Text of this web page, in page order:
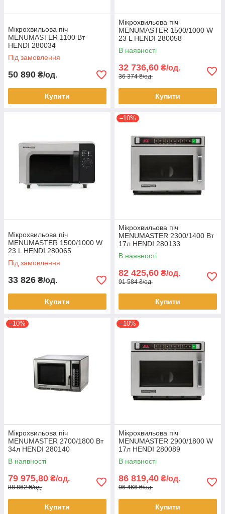
Мікрохвильова піч
MENUMASTER 1100 Вт
HENDI 280034
Під замовлення
50 890 ₴/од.
Купити
Мікрохвильова піч
MENUMASTER 1500/1000 W
23 L HENDI 280058
В наявності
32 736,60 ₴/од.
36 374 ₴/од.
Купити
Мікрохвильова піч
MENUMASTER 1500/1000 W
23 L HENDI 280065
Під замовлення
33 826 ₴/од.
Купити
–10%
Мікрохвильова піч
MENUMASTER 2300/1400 Вт
17л HENDI 280133
В наявності
82 425,60 ₴/од.
91 584 ₴/од.
Купити
–10%
Мікрохвильова піч
MENUMASTER 2700/1800 Вт
34л HENDI 280140
В наявності
79 975,80 ₴/од.
88 862 ₴/од.
Купити
–10%
Мікрохвильова піч
MENUMASTER 2900/1800 W
17л HENDI 280089
В наявності
86 819,40 ₴/од.
96 466 ₴/од.
Купити